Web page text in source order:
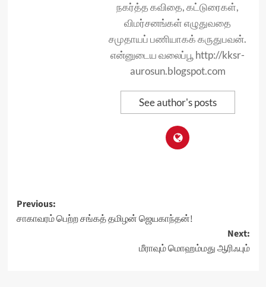
நகர்த்த கவிதை, கட்டுரைகள்,
விமர்சனங்கள் எழுதுவதை
சமுதாயப் பணியாகக் கருதுபவன்.
என்னுடைய வலைப்பூ http://kksr-
aurosun.blogspot.com
See author's posts
Post
navigation
Previous:
சாகாவரம் பெற்ற சங்கத் தமிழன் ஜெயகாந்தன்!
Next:
மீராவும் மொஹம்மது ஆரிஃபும்